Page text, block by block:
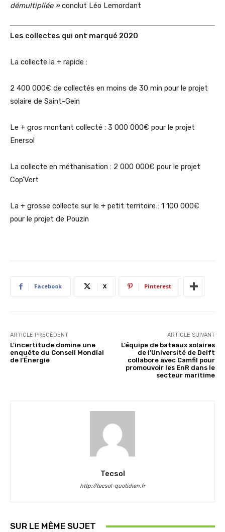
démultipliée »conclut Léo Lemordant
Les collectes qui ont marqué 2020
La collecte la + rapide :
2 400 000€ de collectés en moins de 30 min pour le projet
solaire de Saint-Gein
Le + gros montant collecté : 3 000 000€ pour le projet
Enersol
La collecte en méthanisation : 2 000 000€ pour le projet
Cop’Vert
La + grosse collecte sur le + petit territoire : 1 100 000€
pour le projet de Pouzin
Facebook X Pinterest
ARTICLE PRÉCÉDENT
L’incertitude domine une
enquête du Conseil Mondial
de l’Énergie
ARTICLE SUIVANT
L’équipe de bateaux solaires
de l’Université de Delft
collabore avec Camfil pour
promouvoir les EnR dans le
secteur maritime
Tecsol
http://tecsol-quotidien.fr
SUR LE MÊME SUJET